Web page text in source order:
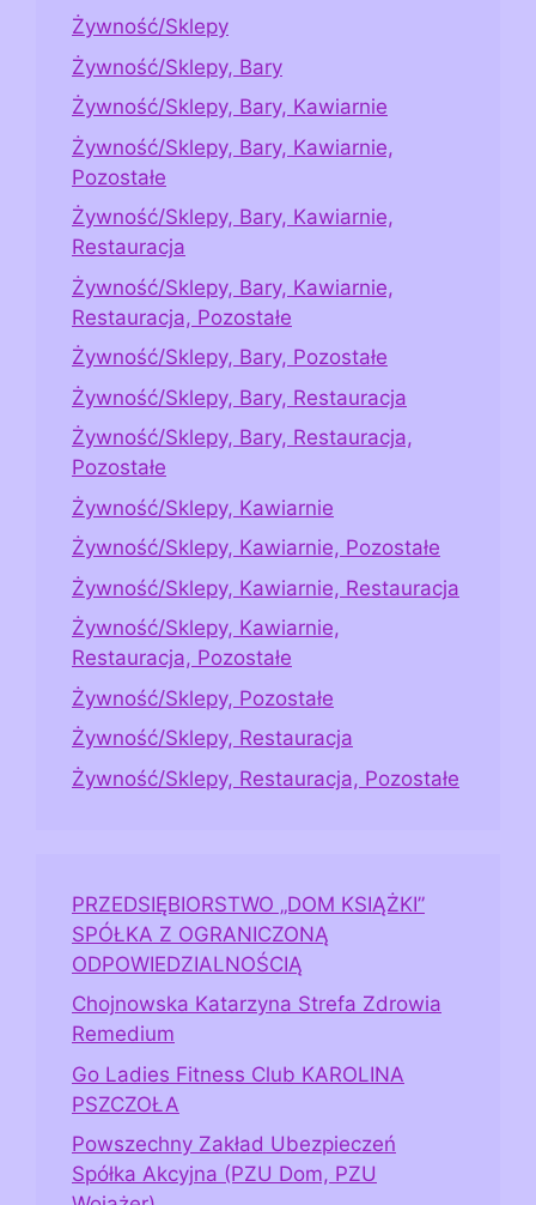
Żywność/Sklepy
Żywność/Sklepy, Bary
Żywność/Sklepy, Bary, Kawiarnie
Żywność/Sklepy, Bary, Kawiarnie,
Pozostałe
Żywność/Sklepy, Bary, Kawiarnie,
Restauracja
Żywność/Sklepy, Bary, Kawiarnie,
Restauracja, Pozostałe
Żywność/Sklepy, Bary, Pozostałe
Żywność/Sklepy, Bary, Restauracja
Żywność/Sklepy, Bary, Restauracja,
Pozostałe
Żywność/Sklepy, Kawiarnie
Żywność/Sklepy, Kawiarnie, Pozostałe
Żywność/Sklepy, Kawiarnie, Restauracja
Żywność/Sklepy, Kawiarnie,
Restauracja, Pozostałe
Żywność/Sklepy, Pozostałe
Żywność/Sklepy, Restauracja
Żywność/Sklepy, Restauracja, Pozostałe
PRZEDSIĘBIORSTWO „DOM KSIĄŻKI”
SPÓŁKA Z OGRANICZONĄ
ODPOWIEDZIALNOŚCIĄ
Chojnowska Katarzyna Strefa Zdrowia
Remedium
Go Ladies Fitness Club KAROLINA
PSZCZOŁA
Powszechny Zakład Ubezpieczeń
Spółka Akcyjna (PZU Dom, PZU